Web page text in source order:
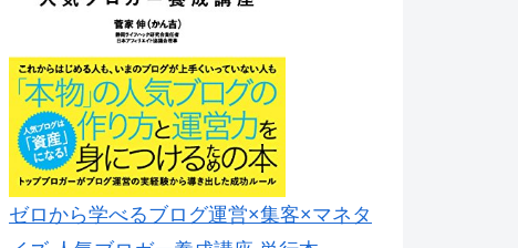
ゼロから学べるブログ運営×集客×マネタ